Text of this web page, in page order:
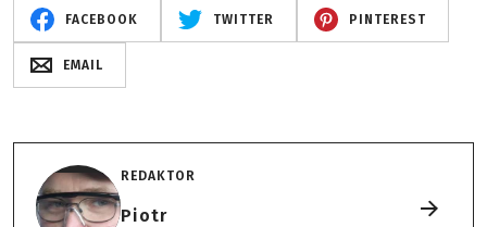
FACEBOOK TWITTER PINTEREST
EMAIL
REDAKTOR
Piotr